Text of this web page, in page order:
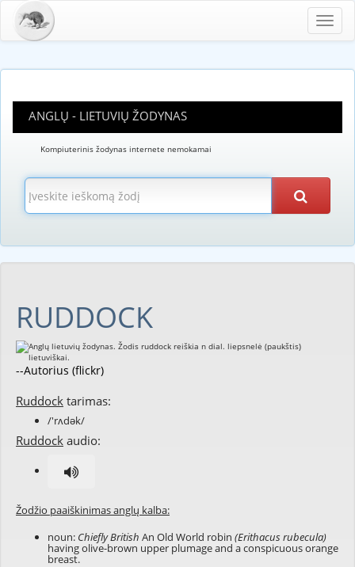
ANGLŲ - LIETUVIŲ ŽODYNAS
Kompiuterinis žodynas internete nemokamai
RUDDOCK
--Autorius (flickr)
Ruddock tarimas:
/'rʌdək/
Ruddock audio:
Žodžio paaiškinimas anglų kalba:
noun: Chiefly British An Old World robin (Erithacus rubecula)
having olive-brown upper plumage and a conspicuous orange
breast.